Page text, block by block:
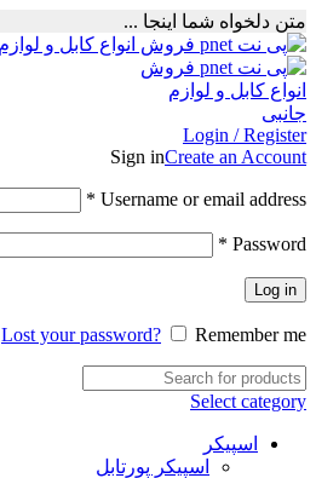
متن دلخواه شما اینجا ...
Login / Register
Sign inCreate an Account
Username or email address
*
Password
*
Log in
Lost your password? Remember me
Select category
اسپیکر
اسپیکر پورتابل